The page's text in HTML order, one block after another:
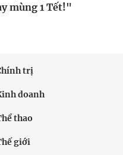
mùng 1 Tết!"
trị
doanh
thao
giới